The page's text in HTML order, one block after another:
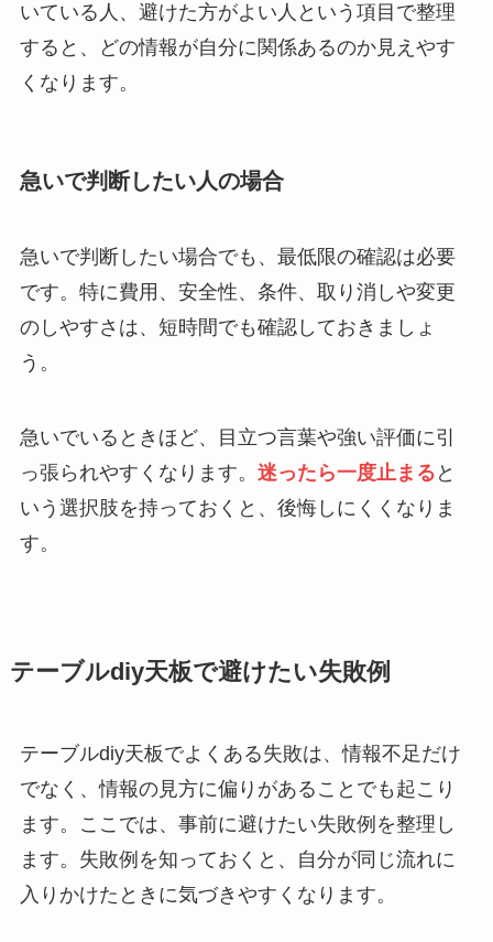
いている人、避けた方がよい人という項目で整理
すると、どの情報が自分に関係あるのか見えやす
くなります。
急いで判断したい人の場合
急いで判断したい場合でも、最低限の確認は必要
です。特に費用、安全性、条件、取り消しや変更
のしやすさは、短時間でも確認しておきましょ
う。
急いでいるときほど、目立つ言葉や強い評価に引
っ張られやすくなります。 迷ったら一度止まる と
いう選択肢を持っておくと、後悔しにくくなりま
す。
テーブルdiy天板で避けたい失敗例
テーブルdiy天板でよくある失敗は、情報不足だけ
でなく、情報の見方に偏りがあることでも起こり
ます。ここでは、事前に避けたい失敗例を整理し
ます。失敗例を知っておくと、自分が同じ流れに
入りかけたときに気づきやすくなります。